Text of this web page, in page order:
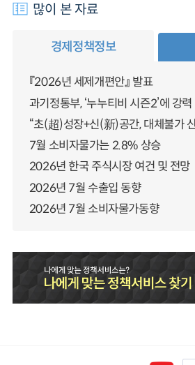
많이 본 자료
경제정책정보
『2026년 세제개편안』 발표
과기정통부, ‘누누티비 시즌2’에 강
“초(超)성장+신(新)공간, 대체불가
7월 소비자물가는 2.8% 상승
2026년 한국 주식시장 여건 및 전망
2026년 7월 수출입 동향
2026년 7월 소비자물가동향